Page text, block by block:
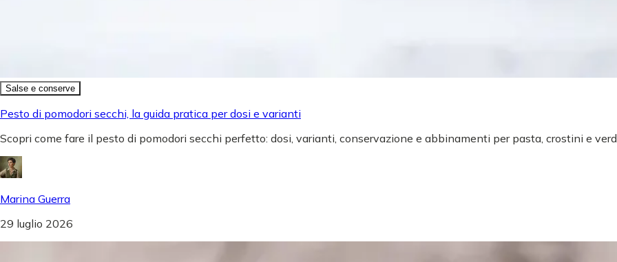
Salse e conserve
Pesto di pomodori secchi, la guida pratica per dosi e varianti
Scopri come fare il pesto di pomodori secchi perfetto: dosi, varianti, conservazione e abbinamenti per pasta, crostini e
Marina Guerra
29 luglio 2026